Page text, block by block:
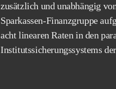
zusätzlich und unabhängig
Sparkassen-Finanzgruppe
acht linearen Raten in den
Institutssicherungssystems